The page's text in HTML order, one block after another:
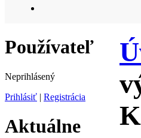
Používateľ
Neprihlásený
Prihlásiť | Registrácia
Aktuálne